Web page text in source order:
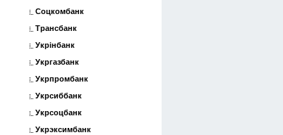
Соцкомбанк
Трансбанк
Укрінбанк
Укргазбанк
Укрпромбанк
Укрсиббанк
Укрсоцбанк
Укрэксимбанк